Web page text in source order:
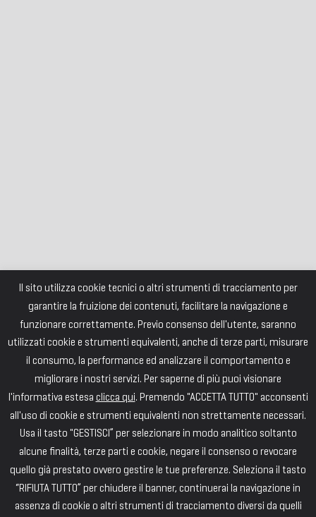
Il sito utilizza cookie tecnici o altri strumenti di tracciamento per
garantire la fruizione dei contenuti, facilitare la navigazione e
funzionare correttamente. Previo consenso dell'utente, saranno
utilizzati cookie e strumenti equivalenti, anche di terze parti, misurare
il consumo, la performance ed analizzare il comportamento e
migliorare i nostri servizi. Per saperne di più puoi visionare
l'informativa estesa clicca qui. Premendo "ACCETTA TUTTO" acconsenti
all'uso di cookie e strumenti equivalenti non strettamente necessari.
Usa il tasto "GESTISCI” per selezionare in modo analitico soltanto
alcune finalità, terze parti e cookie, negare il consenso o revocare
quello già prestato ovvero gestire le tue preferenze. Seleziona il tasto
“RIFIUTA TUTTO” per chiudere il banner, continuerai la navigazione in
assenza di cookie o altri strumenti di tracciamento diversi da quelli